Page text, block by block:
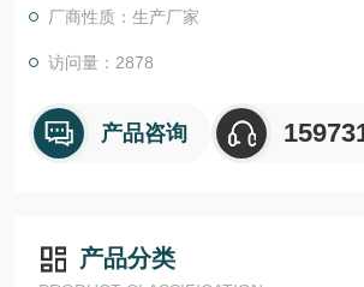
厂商性质：生产厂家
访问量：2878
产品咨询
产品分类